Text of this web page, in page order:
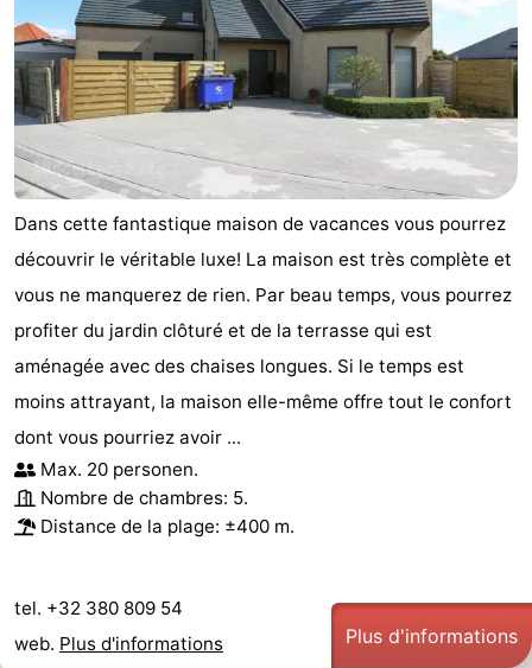
Dans cette fantastique maison de vacances vous pourrez
découvrir le véritable luxe! La maison est très complète et
vous ne manquerez de rien. Par beau temps, vous pourrez
profiter du jardin clôturé et de la terrasse qui est
aménagée avec des chaises longues. Si le temps est
moins attrayant, la maison elle-même offre tout le confort
dont vous pourriez avoir ...
Max. 20 personen.
Nombre de chambres: 5.
Distance de la plage: ±400 m.
tel. +32 380 809 54
web. Plus d'informations Plus d'informations